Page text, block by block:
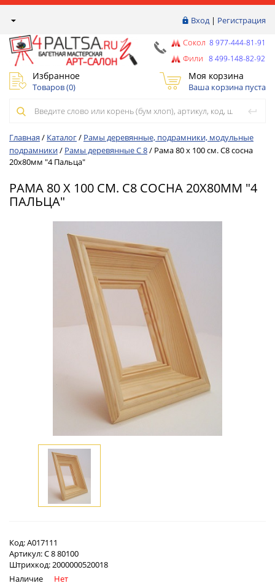
Вход| Регистрация
Сокол 8 977-444-81-91
Фили 8 499-148-82-92
Избранное
Товаров (0)
Моя корзина
Ваша корзина пуста
Главная / Каталог/ Рамы деревянные, подрамники, модульные
подрамники/ Рамы деревянные С 8/ Рама 80 х 100 см. С8 сосна
20х80мм "4 Пальца"
РАМА 80 Х 100 СМ. С8 СОСНА 20Х80ММ "4
ПАЛЬЦА"
Код:А017111
Артикул:С 8 80100
Штрихкод: 2000000520018
Наличие
Нет